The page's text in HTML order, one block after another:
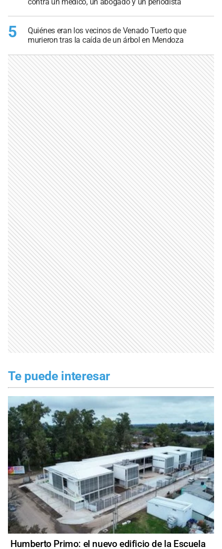
5
Quiénes eran los vecinos de Venado Tuerto que
murieron tras la caída de un árbol en Mendoza
Te puede interesar
Humberto Primo: el nuevo edificio de la Escuela